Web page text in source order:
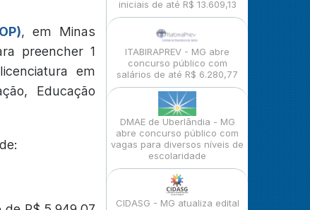
, em Minas
preencher 1
em
Educação
iniciais de até R$ 13.609,13
ITABIRAPREV - MG abre
concurso público com
salários de até R$ 6.280,77
DMAE de Uberlândia - MG
abre concurso público com
vagas para diversos níveis de
escolaridade
CIDASG - MG atualiza edital